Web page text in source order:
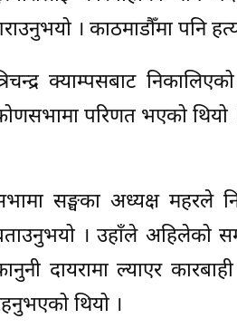
। काठमाडौँमा पनि
क्याम्पसबाट
परिणत भएको थियो
सङ्घका अध्यक्ष महरले
। उहाँले अहिलेको
दायरामा ल्याएर
थियो ।